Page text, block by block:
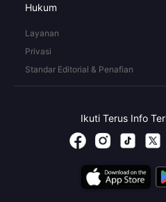
Hukum
Layanan
Privasi
Standar Editorial & Penafian
Ikuti Terus Info